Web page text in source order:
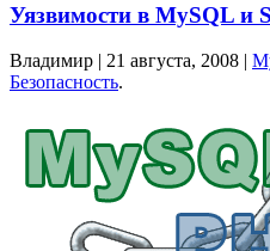
Уязвимости в MySQL и
Владимир | 21 августа, 2008
Безопасность.